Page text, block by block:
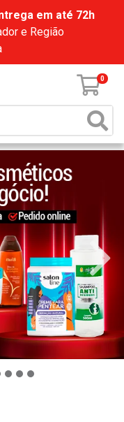
em até 72h
e Região
0